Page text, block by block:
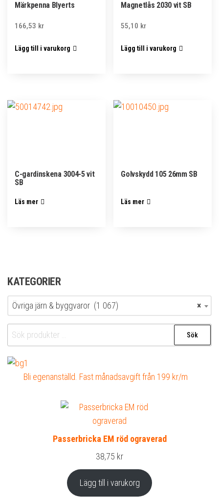
Märkpenna Blyerts
166,53 kr
Lägg till i varukorg
Magnetlås 2030 vit SB
55,10 kr
Lägg till i varukorg
C-gardinskena 3004-5 vit
SB
Läs mer
Golvskydd 105 26mm SB
Läs mer
KATEGORIER
×
Övriga järn & byggvaror (1 067)
Sök
efter:
Sök
Bli egenanställd. Fast månadsavgift från 199 kr/m
Passerbricka EM röd ograverad
38,75 kr
Lägg till i varukorg